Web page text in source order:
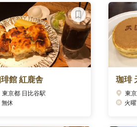
館 紅鹿舎
東京都 日比谷駅
無休
珈琲
火曜